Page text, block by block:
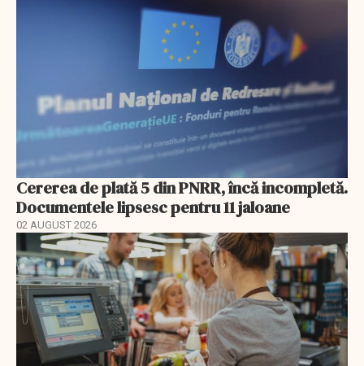
Cererea de plată 5 din PNRR, încă incompletă.
Documentele lipsesc pentru 11 jaloane
02 AUGUST 2026